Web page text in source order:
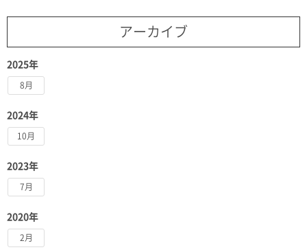
アーカイブ
2025年
8月
2024年
10月
2023年
7月
2020年
2月